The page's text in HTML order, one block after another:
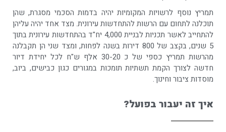
תמריץ נוסף לרשויות המקומיות יהיה בדמות הסכמי מסגרת, שהן
תוכלנה לתחום עם הרשות להתחדשות עירונית. מצד אחד יהיה עליהן
להתחייב לאשר תכניות לבניית 4,000 יח"ד בהתחדשות עירונית בתוך
5 שנים, בקצב של 800 דירות בשנה לפחות, ומצד שני הן תקבלנה
מהרשות תמריץ כספי של כ 30-20 אלף ש"ח לכל יחידת דיור
חדשה לצורך הקמת תשתיות תומכות במגורים כגון כבישים, ביוב,
מוסדות ציבור וחינוך.
איך זה יעבור בפועל?